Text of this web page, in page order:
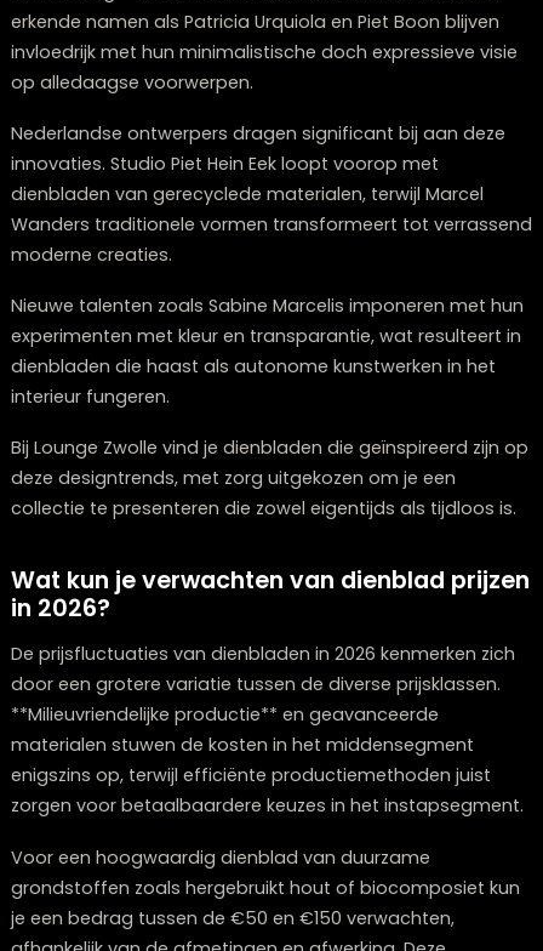
De nieuwste technologische innovaties
dienblad design
De technologische vooruitgang in dienbladontwerp
2026 resulteert in een boeiende combinatie van
functionaliteit en vernieuwing. **Intelligente
met geïntegreerde verwarmingselementen zorgen
dat je drankjes en maaltijden op de ideale
blijven, perfect voor uitgebreide diners of ontspannen
brunches.
Draadloze oplaadtechnologie wordt discreet
smartphone erop terwijl je van je koffie geniet, en het
toestel laadt automatisch op, zonder storende
oppervlakken die vlekken en bacteriën afweren. Deze
nanotechnologie maakt het onderhoud van je
bijzonder eenvoudig, ideaal voor levendige
Modulaire dienbladen met magnetische of
stellen je in staat om formaat en functionaliteit naar
aan te passen. Voeg een vak toe voor glazen, of
het dienblad voor een intiemer diner – de
Grote designers die de toon zetten voor